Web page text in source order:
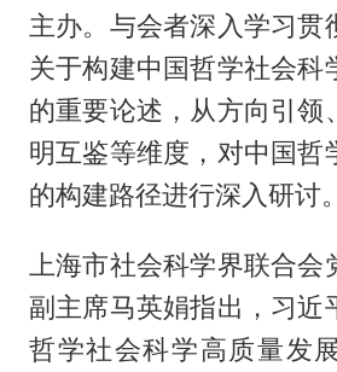
主办。与会者深入学习贯
关于构建中国哲学社会科
的重要论述，从方向引领
明互鉴等维度，对中国哲
的构建路径进行深入研讨。
上海市社会科学界联合会
副主席马英娟指出，习近
哲学社会科学高质量发